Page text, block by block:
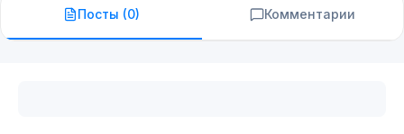
Посты (0) Комментарии